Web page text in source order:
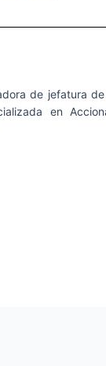
de jefatura
en